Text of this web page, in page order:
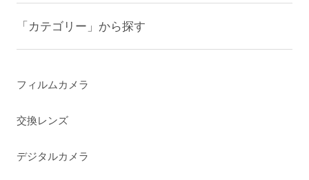
「カテゴリー」から探す
フィルムカメラ
交換レンズ
デジタルカメラ